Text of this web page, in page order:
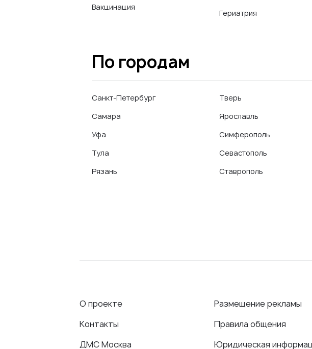
Вакцинация
Гериатрия
По городам
Санкт-Петербург
Самара
Уфа
Тула
Рязань
Тверь
Ярославль
Симферополь
Севастополь
Ставрополь
О проекте
Контакты
ДМС Москва
Размещение рекламы
Правила общения
Юридическая